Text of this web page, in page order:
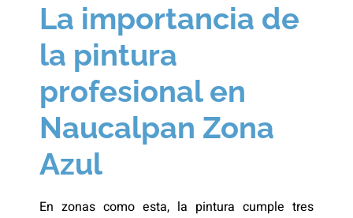
La importancia de
la pintura
profesional en
Naucalpan Zona
Azul
En zonas como esta, la pintura cumple tres